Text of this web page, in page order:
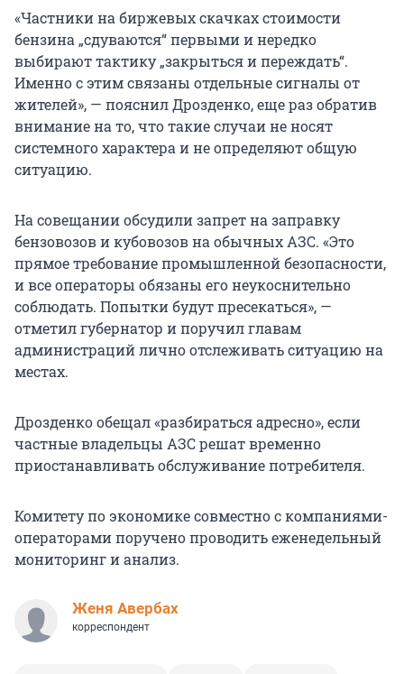
«Частники на биржевых скачках стоимости
бензина „сдуваются“ первыми и нередко
выбирают тактику „закрыться и переждать“.
Именно с этим связаны отдельные сигналы от
жителей», — пояснил Дрозденко, еще раз обратив
внимание на то, что такие случаи не носят
системного характера и не определяют общую
ситуацию.
На совещании обсудили запрет на заправку
бензовозов и кубовозов на обычных АЗС. «Это
прямое требование промышленной безопасности,
и все операторы обязаны его неукоснительно
соблюдать. Попытки будут пресекаться», —
отметил губернатор и поручил главам
администраций лично отслеживать ситуацию на
местах.
Дрозденко обещал «разбираться адресно», если
частные владельцы АЗС решат временно
приостанавливать обслуживание потребителя.
Комитету по экономике совместно с компаниями-
операторами поручено проводить еженедельный
мониторинг и анализ.
Женя Авербах
корреспондент